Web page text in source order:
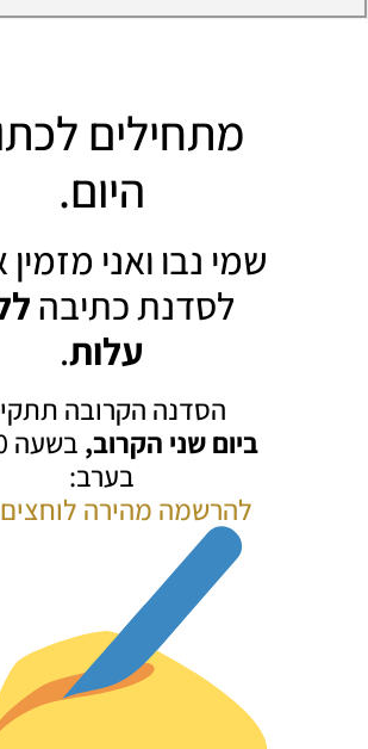
מתחילים
היום.
שמי נבו ואני
לסדנת כתיבה
עלות.
הסדנה הקרובה
ביום שני הקרוב,
בערב:
להרשמה מהירה